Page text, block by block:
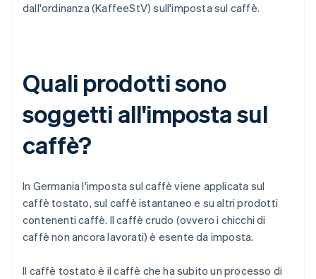
dall'ordinanza (KaffeeStV) sull'imposta sul caffè.
Quali prodotti sono
soggetti all'imposta sul
caffè?
In Germania l'imposta sul caffè viene applicata sul
caffè tostato, sul caffè istantaneo e su altri prodotti
contenenti caffè. Il caffè crudo (ovvero i chicchi di
caffè non ancora lavorati) è esente da imposta.
Il caffè tostato è il caffè che ha subito un processo di